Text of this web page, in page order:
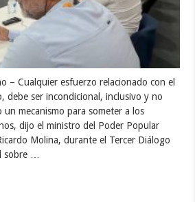
– Cualquier esfuerzo relacionado con el
debe ser incondicional, inclusivo y no
mecanismo para someter a los
dijo el ministro del Poder Popular
Molina, durante el Tercer Diálogo
sobre …